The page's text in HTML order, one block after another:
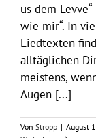
us dem
wie mir“. In
Liedtexten
alltäglichen
meistens,
Augen [...]
Von Stropp | August